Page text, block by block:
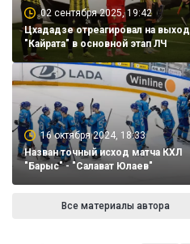
02 сентября 2025, 19:42
Цхададзе отреагировал на выход
"Кайрата" в основной этап ЛЧ
16 октября 2024, 18:33
Назван точный исход матча КХЛ
"Барыс" - "Салават Юлаев"
Все материалы автора